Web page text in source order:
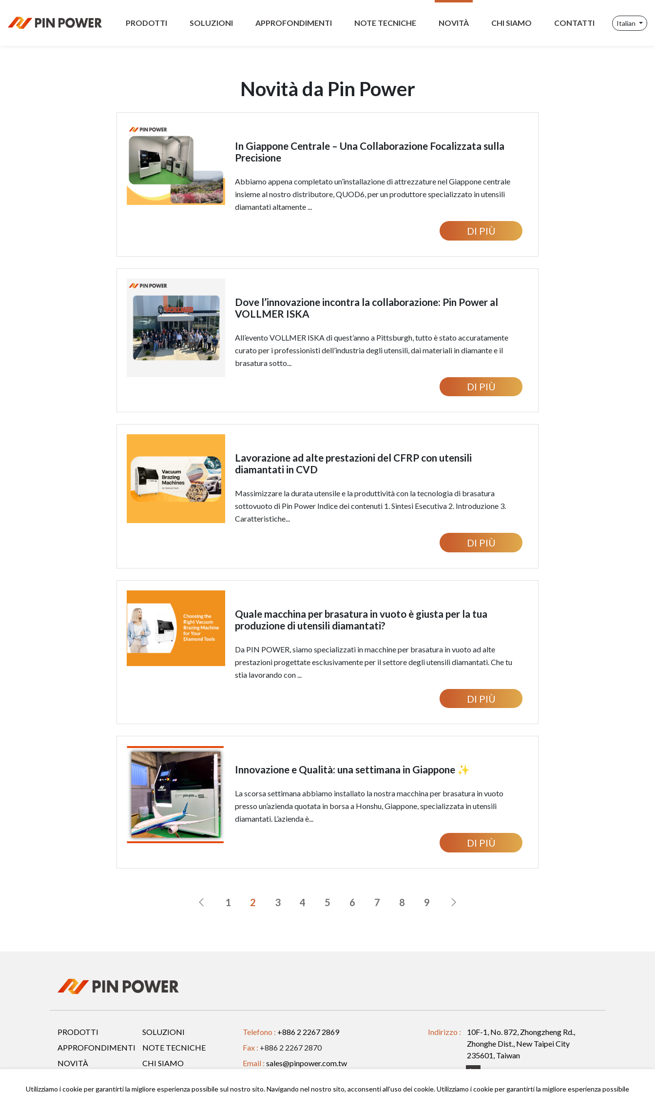
PRODOTTI SOLUZIONI APPROFONDIMENTI NOTE TECNICHE NOVITÀ CHI SIAMO CONTATTI Italian
Novità da Pin Power
In Giappone Centrale – Una Collaborazione Focalizzata sulla
Precisione
Abbiamo appena completato un’installazione di attrezzature nel Giappone centrale
insieme al nostro distributore, QUOD6, per un produttore specializzato in utensili
diamantati altamente ...
DI PIÙ
Dove l’innovazione incontra la collaborazione: Pin Power al
VOLLMER ISKA
All’evento VOLLMER ISKA di quest’anno a Pittsburgh, tutto è stato accuratamente
curato per i professionisti dell’industria degli utensili, dai materiali in diamante e il
brasatura sotto...
DI PIÙ
Lavorazione ad alte prestazioni del CFRP con utensili
diamantati in CVD
Massimizzare la durata utensile e la produttività con la tecnologia di brasatura
sottovuoto di Pin Power Indice dei contenuti 1. Sintesi Esecutiva 2. Introduzione 3.
Caratteristiche...
DI PIÙ
Quale macchina per brasatura in vuoto è giusta per la tua
produzione di utensili diamantati?
Da PIN POWER, siamo specializzati in macchine per brasatura in vuoto ad alte
prestazioni progettate esclusivamente per il settore degli utensili diamantati. Che tu
stia lavorando con ...
DI PIÙ
Innovazione e Qualità: una settimana in Giappone ✨
La scorsa settimana abbiamo installato la nostra macchina per brasatura in vuoto
presso un’azienda quotata in borsa a Honshu, Giappone, specializzata in utensili
diamantati. L’azienda è...
DI PIÙ
1 2 3 4 5 6 7 8 9
PRODOTTI
SOLUZIONI
APPROFONDIMENTI
NOTE TECNICHE
NOVITÀ
CHI SIAMO
Telefono : +886 2 2267 2869
Fax : +886 2 2267 2870
Email : sales@pinpower.com.tw
Indirizzo :
10F-1, No. 872, Zhongzheng Rd.,
Zhonghe Dist., New Taipei City
235601, Taiwan
Utilizziamo i cookie per garantirti la migliore esperienza possibile sul nostro sito. Navigando nel nostro sito, acconsenti all’uso dei cookie. Utilizziamo i cookie per garantirti la migliore esperienza possibile